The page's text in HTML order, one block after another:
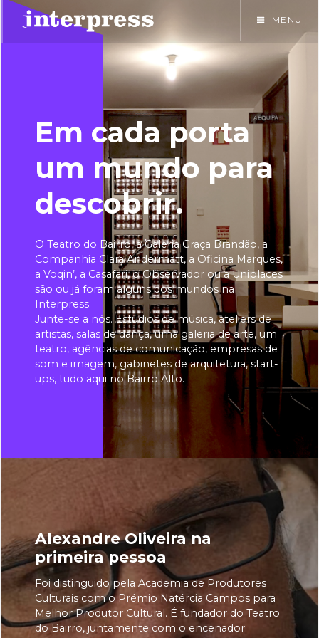
Skip
MENU
Em cada porta
um mundo para
descobrir.
O Teatro do Bairro, a Galeria Graça Brandão, a
Companhia Clara Andermatt, a Oficina Marques,
a Voqin’, a Casafari, o Observador ou a Uniplaces
são ou já foram alguns dos mundos na
Interpress.
Junte-se a nós. Estúdios de música, ateliers de
artistas, salas de dança, uma galeria de arte, um
teatro, agências de comunicação, empresas de
som e imagem, gabinetes de arquitetura, start-
ups, tudo aqui no Bairro Alto.
Alexandre Oliveira na
primeira pessoa
Foi distinguido pela Academia de Produtores
Culturais com o Prémio Natércia Campos para
Melhor Produtor Cultural. É fundador do Teatro
do Bairro, juntamente com o encenador
Novo: gravação podcast
INHOUSE na BAIRRO UP
A Bairro Up deu recentemente um passo em
frente com o lançamento da Bairro Up
Podcast. A empresa tem vindo a crescer
organicamente e com ele o número de